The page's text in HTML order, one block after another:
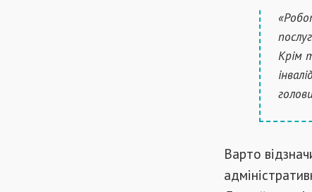
Крім
Варто